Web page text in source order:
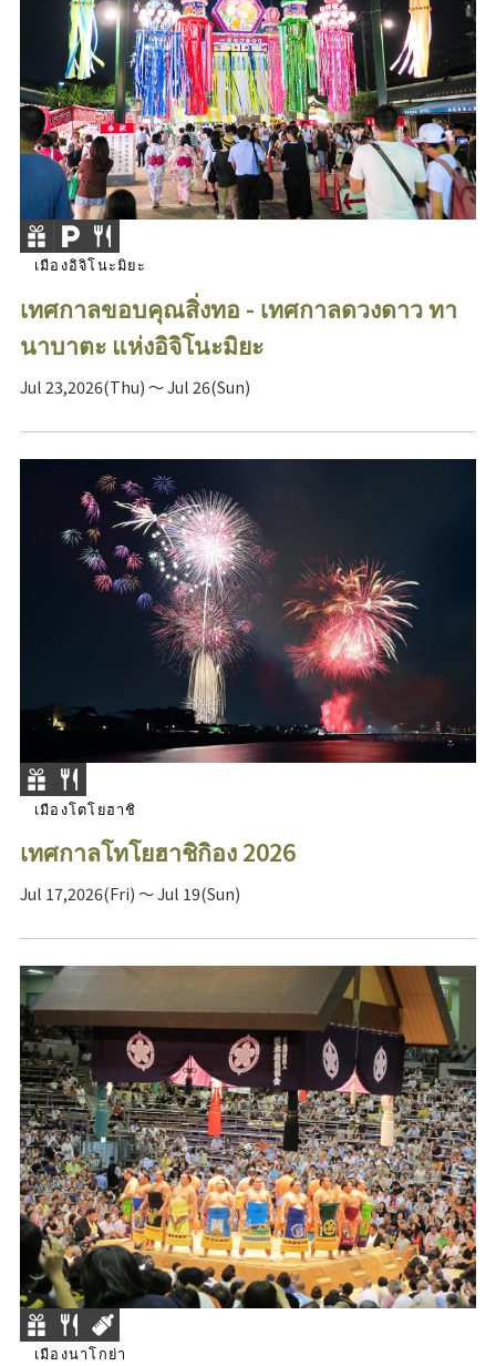
เมืองอิจิโนะมิยะ
เทศกาลขอบคุณสิ่งทอ - เทศกาลดวงดาว ทา
นาบาตะ แห่งอิจิโนะมิยะ
Jul 23,2026(Thu) ～ Jul 26(Sun)
เมืองโตโยฮาชิ
เทศกาลโทโยฮาชิกิอง 2026
Jul 17,2026(Fri) ～ Jul 19(Sun)
เมืองนาโกย่า